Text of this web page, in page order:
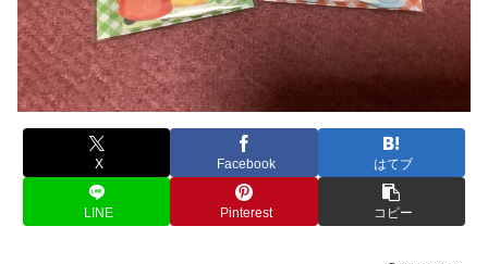
X Facebook はてブ
LINE Pinterest コピー